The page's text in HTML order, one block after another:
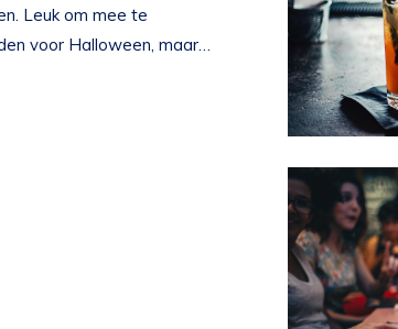
Leuk om mee te
voor Halloween, maar…